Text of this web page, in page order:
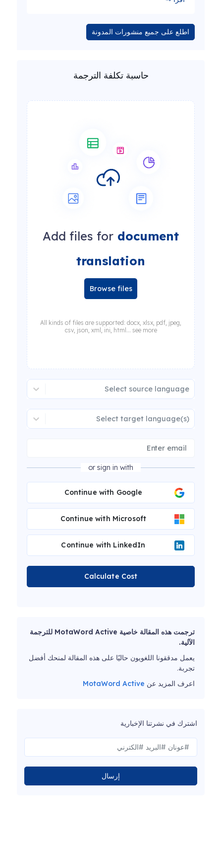
اطلع على جميع منشورات المدونة
حاسبة تكلفة الترجمة
Add files for document
translation
Browse files
All kinds of files are supported: docx, xlsx, pdf, jpeg,
csv, json, xml, ini, html... see more
Select source language
Select target language(s)
or sign in with
Continue with Google
Continue with Microsoft
Continue with LinkedIn
Calculate Cost
ترجمت هذه المقالة خاصية MotaWord Active للترجمة
الآلية.
يعمل مدققونا اللغويون حاليًا على هذه المقالة لمنحك أفضل
تجربة.
اعرف المزيد عن MotaWord Active
اشترك في نشرتنا الإخبارية
إرسال